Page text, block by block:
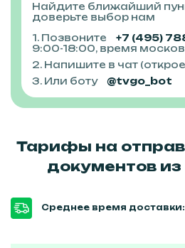
Найдите ближайший
доверьте выбор нам
1. Позвоните
+7 (495)
9:00-18:00, время
2. Напишите в чат
3. Или боту
@tvgo_bot
Тарифы на
документов
Среднее время